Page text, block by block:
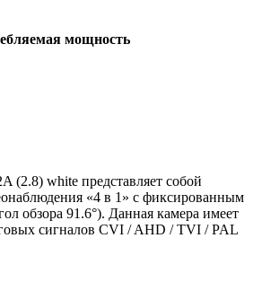
мощность
(2.8) white представляет собой
«4 в 1» с фиксированным
обзора 91.6°). Данная камера имеет
сигналов CVI / AHD / TVI / PAL